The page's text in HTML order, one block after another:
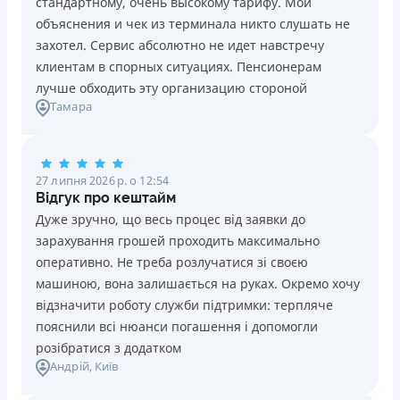
Ліцензія НБУ №10
Вся інформація про кредит
Знижена процентна ставка 0,01% в день для нових
клієнтів на період від 3 до 30 днів (після цього діє
стандартна ставка 1%)
Запитуються лише дані паспорта, ІПН, номер
банківської картки й телефону
Оформляються кредити онлайн 24/7. Розглядаються
кредитною історією
Переказуються гроші на банківську картку відразу
після підписання електронного договору про надання
кредиту
Даруються знижки до -99% постійним клієнтам на
майбутні кредити згідно з програмою лояльності
Програма лояльності для постійних клієнтів
Цілодобова підтримка в Viber, Telegram, Facebook
Недоліки
Нема кредиту для юросіб (ФОП)
объяснения и чек из терминала никто слушать не
захотел. Сервис абсолютно не идет навстречу
клиентам в спорных ситуациях. Пенсионерам
лучше обходить эту организацию стороной
Тамара
27 липня 2026 р. о 12:54
Відгук про кештайм
Дуже зручно, що весь процес від заявки до
зарахування грошей проходить максимально
оперативно. Не треба розлучатися зі своєю
машиною, вона залишається на руках. Окремо хочу
відзначити роботу служби підтримки: терпляче
пояснили всі нюанси погашення і допомогли
розібратися з додатком
Андрій, Київ